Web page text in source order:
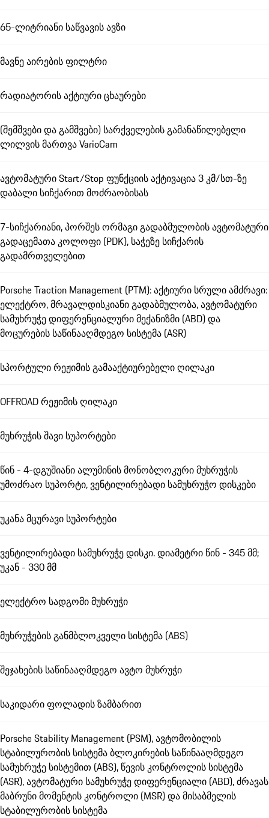
65-ლიტრიანი საწვავის ავზი
მავნე აირების ფილტრი
რადიატორის აქტიური ცხაურები
(შემშვები და გამშვები) სარქველების გამანაწილებელი
ლილვის მართვა VarioCam
ავტომატური Start/Stop ფუნქციის აქტივაცია 3 კმ/სთ-ზე
დაბალი სიჩქარით მოძრაობისას
7-სიჩქარიანი, პორშეს ორმაგი გადაბმულობის ავტომატური
გადაცემათა კოლოფი (PDK), საჭეზე სიჩქარის
გადამრთველებით
Porsche Traction Management (PTM): აქტიური სრული ამძრავი:
ელექტრო, მრავალდისკიანი გადაბმულობა, ავტომატური
სამუხრუჭე დიფერენციალური მექანიზმი (ABD) და
მოცურების საწინააღმდეგო სისტემა (ASR)
სპორტული რეჟიმის გამააქტიურებელი ღილაკი
OFFROAD რეჟიმის ღილაკი
მუხრუჭის შავი სუპორტები
წინ - 4-დგუშიანი ალუმინის მონობლოკური მუხრუჭის
უმოძრაო სუპორტი, ვენტილირებადი სამუხრუჭო დისკები
უკანა მცურავი სუპორტები
ვენტილირებადი სამუხრუჭე დისკი. დიამეტრი წინ - 345 მმ;
უკან - 330 მმ
ელექტრო სადგომი მუხრუჭი
მუხრუჭების განმბლოკველი სისტემა (ABS)
შეჯახების საწინააღმდეგო ავტო მუხრუჭი
საკიდარი ფოლადის ზამბარით
Porsche Stability Management (PSM), ავტომობილის
სტაბილურობის სისტემა ბლოკირების საწინააღმდეგო
სამუხრუჭე სისტემით (ABS), წევის კონტროლის სისტემა
(ASR), ავტომატური სამუხრუჭე დიფერენციალი (ABD), ძრავას
მაბრუნი მომენტის კონტროლი (MSR) და მისაბმელის
სტაბილურობის სისტემა